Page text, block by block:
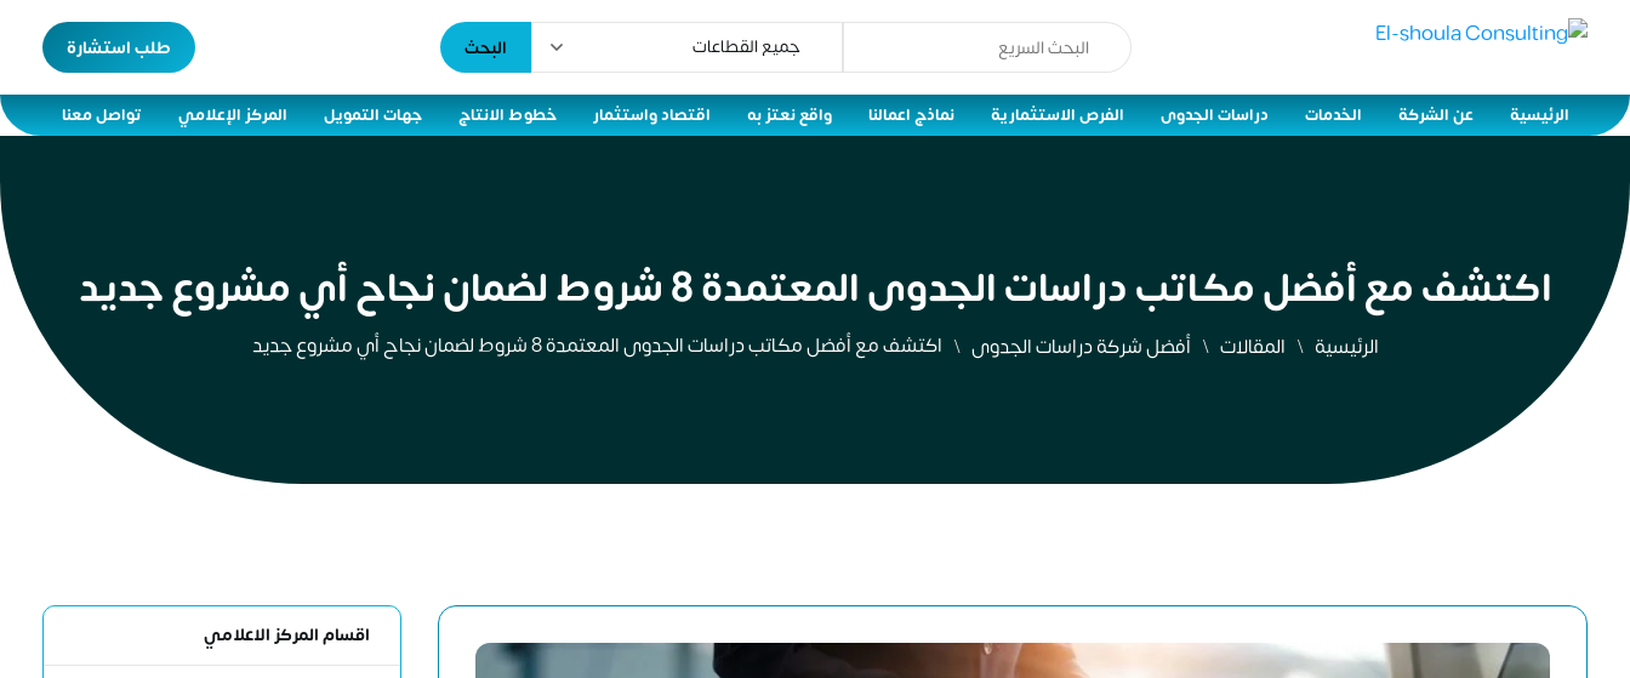
البحث طلب استشارة
الرئيسية عن الشركة الخدمات دراسات الجدوى الفرص الاستثمارية نماذج اعمالنا واقع نعتز به اقتصاد واستثمار خطوط الانتاج جهات التمويل المركز الإعلامي تواصل معنا
اكتشف مع أفضل مكاتب دراسات الجدوى المعتمدة 8 شروط لضمان نجاح أي مشروع جديد
الرئيسية المقالات أفضل شركة دراسات الجدوى اكتشف مع أفضل مكاتب دراسات الجدوى المعتمدة 8 شروط لضمان نجاح أي مشروع جديد
اقسام المركز الاعلامي